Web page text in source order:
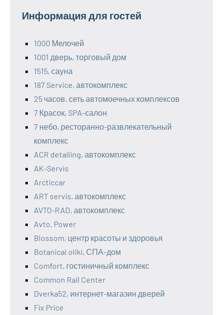
Информация для гостей
1000 Мелочей
1001 дверь, торговый дом
1515, сауна
187 Service, автокомплекс
25 часов, сеть автомоечных комплексов
7 Красок, SPA-салон
7 небо, ресторанно-развлекательный
комплекс
ACR detailing, автокомплекс
AK-Servis
Arcticcar
ART servis, автокомплекс
AVTO-RAD, автокомплекс
Avto. Power
Blossom, центр красоты и здоровья
Botanical oliki, СПА-дом
Comfort, гостиничный комплекс
Common Rail Center
Dverka52, интернет-магазин дверей
Fix Price